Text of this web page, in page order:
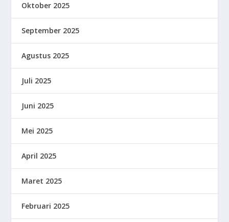
Oktober 2025
September 2025
Agustus 2025
Juli 2025
Juni 2025
Mei 2025
April 2025
Maret 2025
Februari 2025